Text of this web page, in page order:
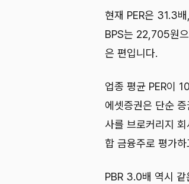
현재 PER은 31.3
BPS는 22,705원
은 편입니다.
업종 평균 PER이
에셋증권은 단순
사를 브로커리지
합 금융주로 평가
PBR 3.0배 역시 같